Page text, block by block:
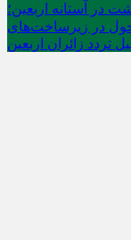
در آستانه اربعین؛
در زیرساخت‌های
تردد زائران اربعین